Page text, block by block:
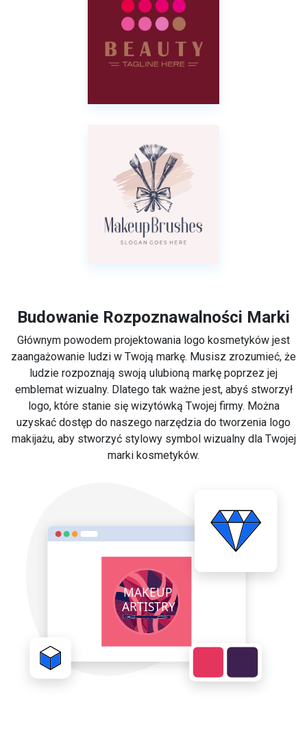
Budowanie Rozpoznawalności Marki
Głównym powodem projektowania logo kosmetyków jest
zaangażowanie ludzi w Twoją markę. Musisz zrozumieć, że
ludzie rozpoznają swoją ulubioną markę poprzez jej
emblemat wizualny. Dlatego tak ważne jest, abyś stworzył
logo, które stanie się wizytówką Twojej firmy. Można
uzyskać dostęp do naszego narzędzia do tworzenia logo
makijażu, aby stworzyć stylowy symbol wizualny dla Twojej
marki kosmetyków.